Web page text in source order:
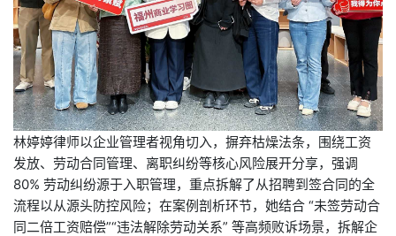
林婷婷律师以企业管理者视角切入，摒弃枯燥法条，围绕工资
发放、劳动合同管理、离职纠纷等核心风险展开分享，强调
80% 劳动纠纷源于入职管理，重点拆解了从招聘到签合同的全
流程以从源头防控风险；在案例剖析环节，她结合 “未签劳动合
同二倍工资赔偿”“违法解除劳动关系” 等高频败诉场景，拆解企